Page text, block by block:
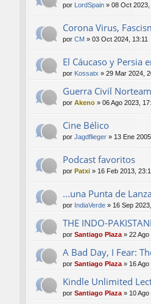
por LordSpain » 08 Oct 2023,
Corona Virus,
por CM » 03 Oct 2024, 13:11
El Cáucaso y Persia
por Kossatx » 29 Mar 2024,
Guerra Civil
por Akeno » 06 Ago 2023,
Cine Bélico
por Jagdflieger » 13 Ene
Podcast favoritos
por Patxi » 16 Feb 2013,
...una Punta de
por IndiaVerde » 16 Sep
THE INDO-
por Santiago Plaza » 22
A Bad Day, I Fear:
por Santiago Plaza » 16
Kindle Unlimited
por Santiago Plaza » 10